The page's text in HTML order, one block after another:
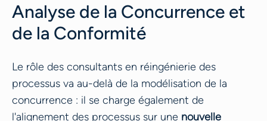
Analyse de la Concurrence et
de la Conformité
Le rôle des consultants en réingénierie des
processus va au-delà de la modélisation de la
concurrence : il se charge également de
l'alignement des processus sur une nouvelle